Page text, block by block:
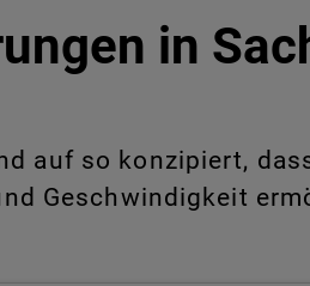
in
auf so konzipiert,
Geschwindigkeit